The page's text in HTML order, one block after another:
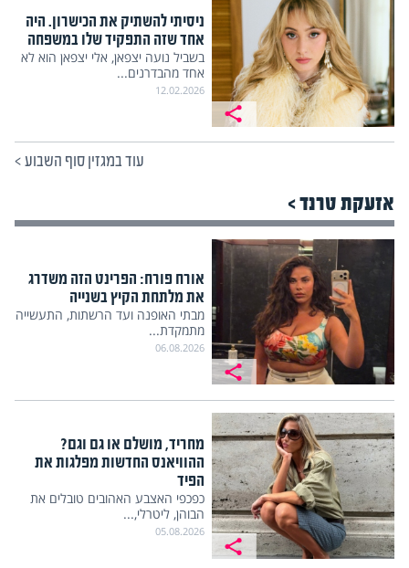
ניסיתי להשתיק את הכישרון. היה
אחד שזה התפקיד שלו במשפחה
בשביל נועה יצפאן, אלי יצפאן הוא לא
אחד מהבדרנים...
12.02.2026
עוד במגזין סוף השבוע>
אזעקת טרנד >
אורח פורח: הפרינט הזה משדרג
את מלתחת הקיץ בשנייה
מבתי האופנה ועד הרשתות, התעשייה
מתמקדת...
06.08.2026
מחריד, מושלם או גם וגם?
ההוויאנס החדשות מפלגות את
הפיד
כפכפי האצבע האהובים טובלים את
הבוהן, ליטרלי,...
05.08.2026